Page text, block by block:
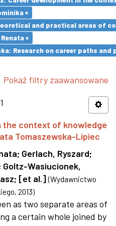
×
and practical areas of
×
Research on career paths
Pokaż filtry zaawansowane
the context of knowledge
Tomaszewska-Lipiec
; Gerlach, Ryszard;
Goltz-Wasiucionek,
; [et al.] (Wydawnictwo
, 2013)
as two separate areas of
a certain whole joined by